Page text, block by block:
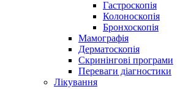
Гастроскопія
Колоноскопія
Бронхоскопія
Мамографія
Дерматоскопія
Скринінгові програми
Переваги діагностики
Лікування